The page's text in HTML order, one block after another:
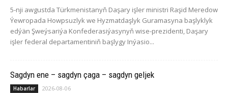
5-nji awgustda Türkmenistanyň Daşary işler ministri Raşid Meredow
Ýewropada Howpsuzlyk we Hyzmatdaşlyk Guramasyna başlyklyk
edýän Şweýsariýa Konfederasiýasynyň wise-prezidenti, Daşary
işler federal departamentiniň başlygy Inýasio...
Sagdyn ene – sagdyn çaga – sagdyn geljek
Habarlar 2026-08-06